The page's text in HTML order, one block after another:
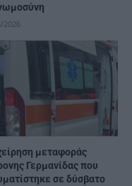
2026
μεταφοράς
Γερμανίδας που
σε δύσβατο